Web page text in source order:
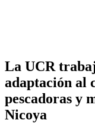
La UCR
adaptación al
pescadoras y
Nicoya